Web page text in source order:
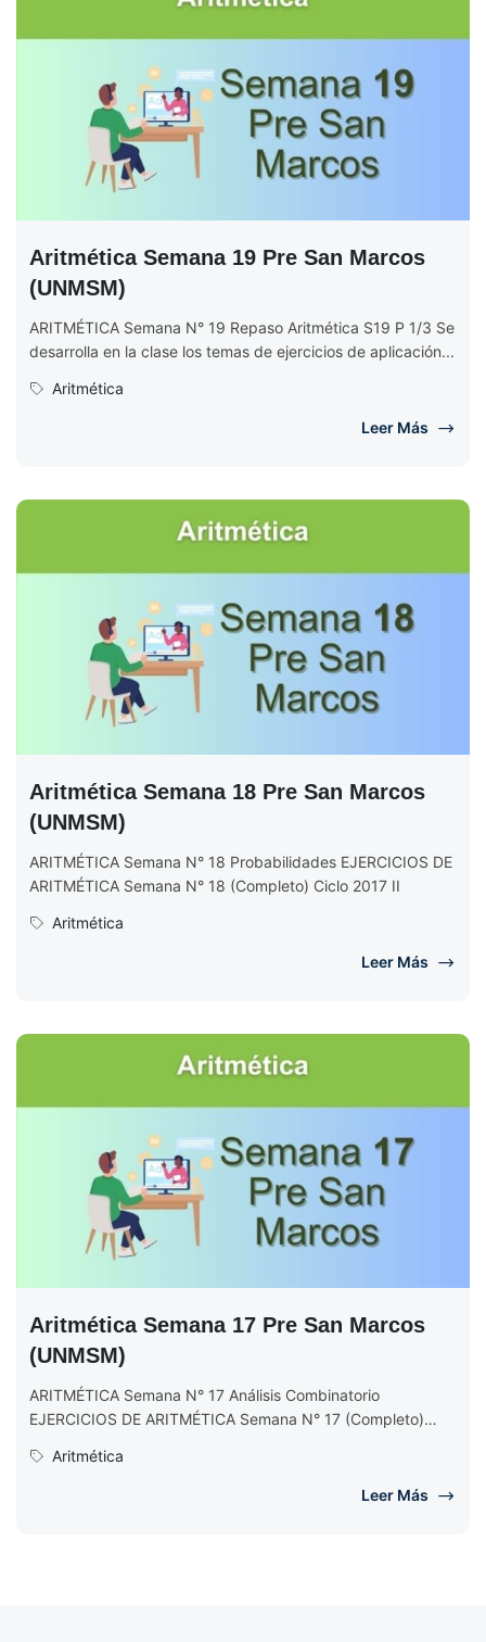
Aritmética Semana 19 Pre San Marcos
(UNMSM)
ARITMÉTICA Semana N° 19 Repaso Aritmética S19 P 1/3 Se
desarrolla en la clase los temas de ejercicios de aplicación...
Aritmética
Leer Más
Aritmética Semana 18 Pre San Marcos
(UNMSM)
ARITMÉTICA Semana N° 18 Probabilidades EJERCICIOS DE
ARITMÉTICA Semana N° 18 (Completo) Ciclo 2017 II
Aritmética
Leer Más
Aritmética Semana 17 Pre San Marcos
(UNMSM)
ARITMÉTICA Semana N° 17 Análisis Combinatorio
EJERCICIOS DE ARITMÉTICA Semana N° 17 (Completo)
Aritmética
Leer Más